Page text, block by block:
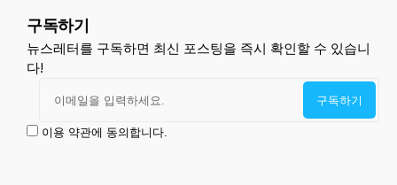
구독하기
뉴스레터를 구독하면 최신 포스팅을 즉시 확인할 수 있습니
다!
이용 약관에 동의합니다.